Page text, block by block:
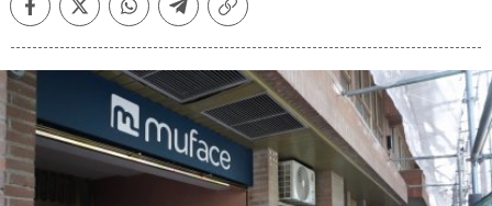
FacebookTwitterWhatsappTelegramCopiar